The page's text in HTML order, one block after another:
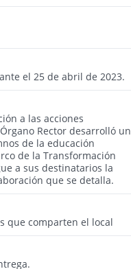
el 25 de abril de 2023.
a las acciones
Rector desarrolló un
de la educación
de la Transformación
a sus destinatarios la
que se detalla.
que comparten el local